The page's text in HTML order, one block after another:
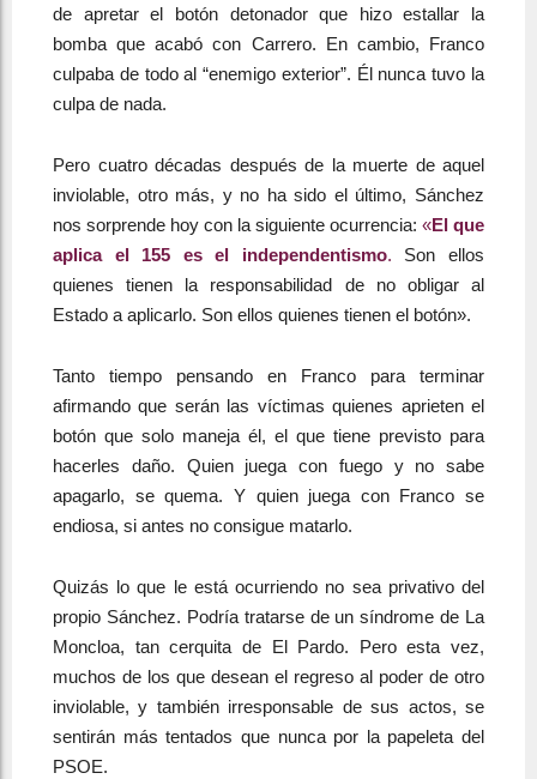
de apretar el botón detonador que hizo estallar la
bomba que acabó con Carrero. En cambio, Franco
culpaba de todo al “enemigo exterior”. Él nunca tuvo la
culpa de nada.
Pero cuatro décadas después de la muerte de aquel
inviolable, otro más, y no ha sido el último, Sánchez
nos sorprende hoy con la siguiente ocurrencia: «El que
aplica el 155 es el independentismo. Son ellos
quienes tienen la responsabilidad de no obligar al
Estado a aplicarlo. Son ellos quienes tienen el botón».
Tanto tiempo pensando en Franco para terminar
afirmando que serán las víctimas quienes aprieten el
botón que solo maneja él, el que tiene previsto para
hacerles daño. Quien juega con fuego y no sabe
apagarlo, se quema. Y quien juega con Franco se
endiosa, si antes no consigue matarlo.
Quizás lo que le está ocurriendo no sea privativo del
propio Sánchez. Podría tratarse de un síndrome de La
Moncloa, tan cerquita de El Pardo. Pero esta vez,
muchos de los que desean el regreso al poder de otro
inviolable, y también irresponsable de sus actos, se
sentirán más tentados que nunca por la papeleta del
PSOE.